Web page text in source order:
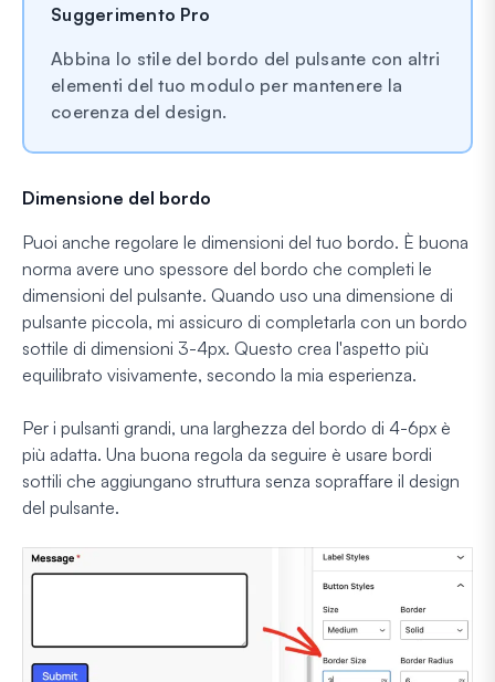
Suggerimento Pro
Abbina lo stile del bordo del pulsante con altri
elementi del tuo modulo per mantenere la
coerenza del design.
Dimensione del bordo
Puoi anche regolare le dimensioni del tuo bordo. È buona
norma avere uno spessore del bordo che completi le
dimensioni del pulsante. Quando uso una dimensione di
pulsante piccola, mi assicuro di completarla con un bordo
sottile di dimensioni 3-4px. Questo crea l'aspetto più
equilibrato visivamente, secondo la mia esperienza.
Per i pulsanti grandi, una larghezza del bordo di 4-6px è
più adatta. Una buona regola da seguire è usare bordi
sottili che aggiungano struttura senza sopraffare il design
del pulsante.